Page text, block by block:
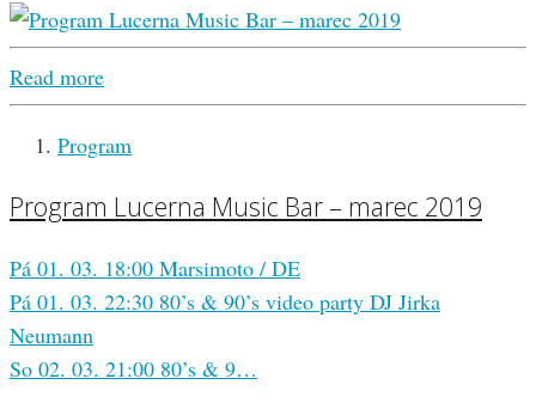
Read more
Program
Program Lucerna Music Bar – marec 2019
Pá 01. 03. 18:00 Marsimoto / DE
Pá 01. 03. 22:30 80’s & 90’s video party DJ Jirka
Neumann
So 02. 03. 21:00 80’s & 9…